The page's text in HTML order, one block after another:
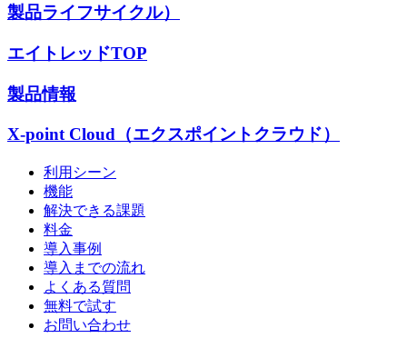
製品ライフサイクル）
エイトレッドTOP
製品情報
X-point Cloud（エクスポイントクラウド）
利用シーン
機能
解決できる課題
料金
導入事例
導入までの流れ
よくある質問
無料で試す
お問い合わせ